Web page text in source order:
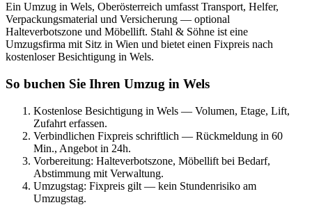
Ein Umzug in Wels, Oberösterreich umfasst Transport, Helfer,
Verpackungsmaterial und Versicherung — optional
Halteverbotszone und Möbellift. Stahl & Söhne ist eine
Umzugsfirma mit Sitz in Wien und bietet einen Fixpreis nach
kostenloser Besichtigung in Wels.
So buchen Sie Ihren Umzug in Wels
Kostenlose Besichtigung in Wels — Volumen, Etage, Lift,
Zufahrt erfassen.
Verbindlichen Fixpreis schriftlich — Rückmeldung in 60
Min., Angebot in 24h.
Vorbereitung: Halteverbotszone, Möbellift bei Bedarf,
Abstimmung mit Verwaltung.
Umzugstag: Fixpreis gilt — kein Stundenrisiko am
Umzugstag.